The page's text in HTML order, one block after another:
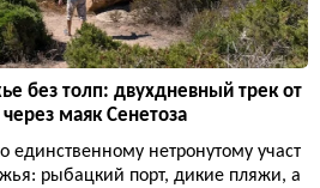
без толп: двухдневный трек от
маяк Сенетоза
нетронутому участ
рыбацкий порт, дикие пляжи, а